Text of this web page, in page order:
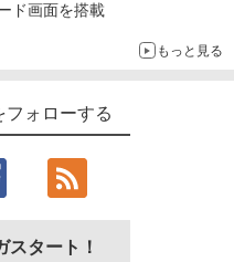
ド画面を搭載
もっと見る
フォローする
スタート！